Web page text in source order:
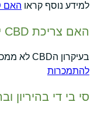
למידע נוסף קראו האם CBD ממסטל?
האם צריכת CBD יכולה לגרום להתמכרות?
בעיקרון הCBD לא ממכר. למידע נוסף קראו כאן
להתמכרות
סי בי די בהיריון